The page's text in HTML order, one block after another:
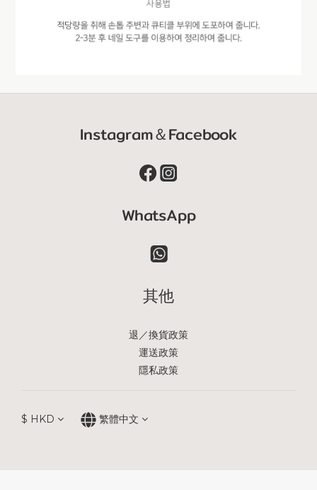
Instagram＆Facebook
WhatsApp
其他
退／換貨政策
運送政策
隱私政策
$ HKD 繁體中文